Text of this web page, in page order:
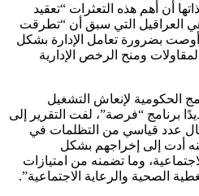
أن أهم هذه التعثرات “تعقيد
العراقيل التي سبق أن “تطرقت
أوصت بضرورة تعامل الإدارة بشكل
ومنح الرخص الإدارية
الحكومية لإنعاش التشغيل
برنامج “فرصة”، لفت التقرير إلى
عدد قياسي من التظلمات في
أدت إلى إخراجهم بشكل
وما تضمنه من امتيازات
الصحية والرعاية الاجتماعية”.